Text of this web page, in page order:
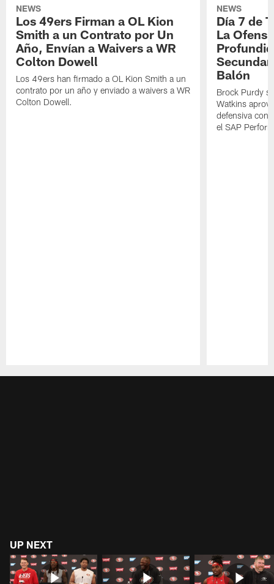
NEWS
Los 49ers Firman a OL Kion
Smith a un Contrato por Un
Año, Envían a Waivers a WR
Colton Dowell
Los 49ers han firmado a OL Kion Smith a un
contrato por un año y enviado a waivers a WR
Colton Dowell.
NEWS
Día 7 de
La
Balón
Brock Purdy
Watkins
defensiva
el SAP
UP NEXT